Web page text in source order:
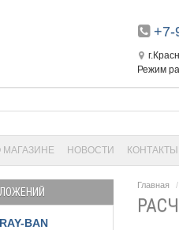
+7-
Режим
МАГАЗИНЕ НОВОСТИ КОНТАКТЫ
Главная
BAN